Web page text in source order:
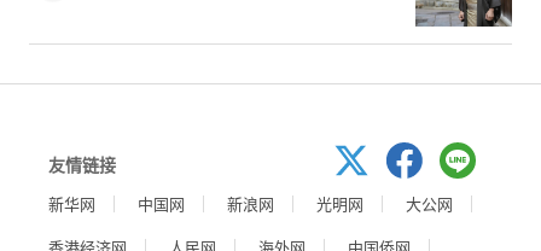
友情链接
新华网 中国网 新浪网 光明网
大公网